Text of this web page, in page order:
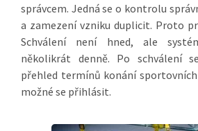
správcem. Jedná se o kontrolu
a zamezení vzniku duplicit. Proto
Schválení není hned, ale
několikrát denně. Po schválení
přehled termínů konání
možné se přihlásit.